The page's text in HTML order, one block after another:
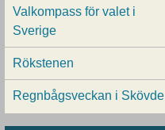
Valkompass för valet i
Sverige
Rökstenen
Regnbågsveckan i Skövde